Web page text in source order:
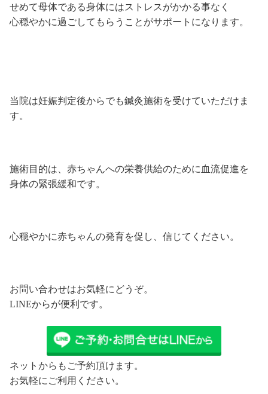
せめて母体である身体にはストレスがかかる事なく
心穏やかに過ごしてもらうことがサポートになります。
当院は妊娠判定後からでも鍼灸施術を受けていただけま
す。
施術目的は、赤ちゃんへの栄養供給のために血流促進を
身体の緊張緩和です。
心穏やかに赤ちゃんの発育を促し、信じてください。
お問い合わせはお気軽にどうぞ。
LINEからが便利です。
ネットからもご予約頂けます。
お気軽にご利用ください。